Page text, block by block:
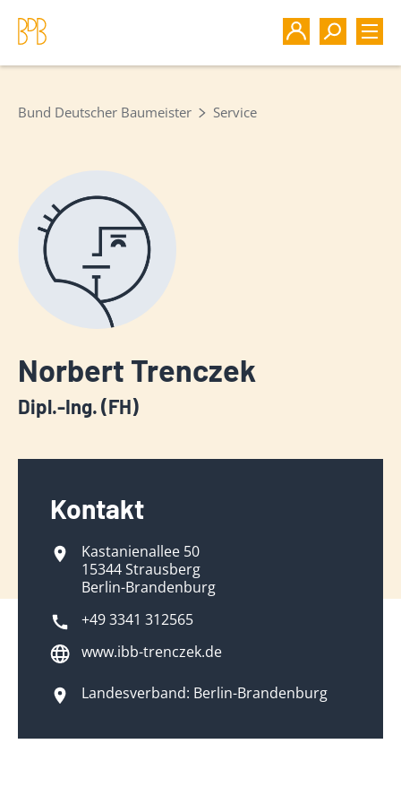
Bund Deutscher Baumeister Service
Norbert Trenczek
Dipl.-Ing. (FH)
Kontakt
Kastanienallee 50
15344 Strausberg
Berlin-Brandenburg
+49 3341 312565
www.ibb-trenczek.de
Landesverband: Berlin-Brandenburg